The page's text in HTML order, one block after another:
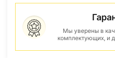
Мы уверены в
комплектующих, и